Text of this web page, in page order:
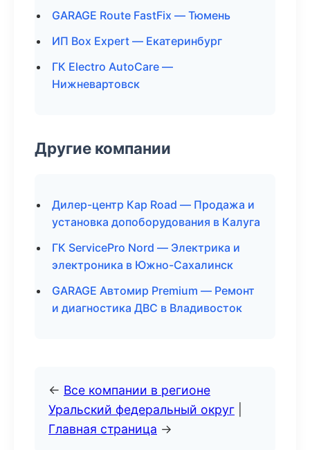
GARAGE Route FastFix — Тюмень
ИП Box Expert — Екатеринбург
ГК Electro AutoCare —
Нижневартовск
Другие компании
Дилер-центр Кар Road — Продажа и
установка допоборудования в Калуга
ГК ServicePro Nord — Электрика и
электроника в Южно-Сахалинск
GARAGE Автомир Premium — Ремонт
и диагностика ДВС в Владивосток
← Все компании в регионе
Уральский федеральный округ
Главная страница →